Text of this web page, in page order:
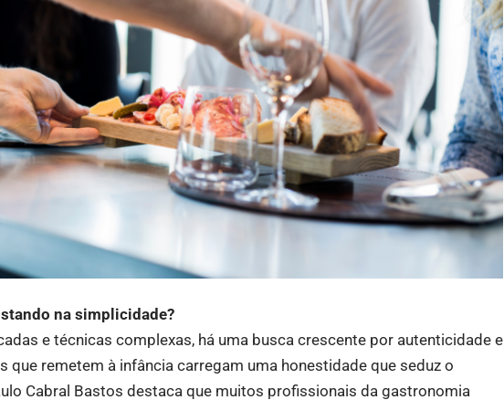
na simplicidade?
e técnicas complexas, há uma busca crescente por autenticidade e
que remetem à infância carregam uma honestidade que seduz o
Cabral Bastos destaca que muitos profissionais da gastronomia